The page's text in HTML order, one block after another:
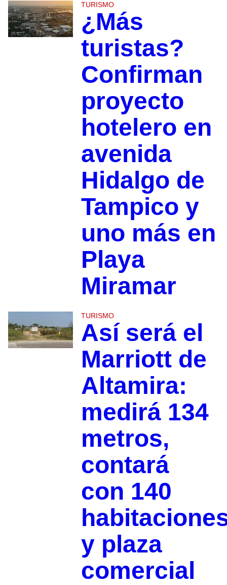
TURISMO
¿Más
turistas?
Confirman
proyecto
hotelero en
avenida
Hidalgo de
Tampico y
uno más en
Playa
Miramar
TURISMO
Así será el
Marriott de
Altamira:
medirá 134
metros,
contará
con 140
y plaza
comercial